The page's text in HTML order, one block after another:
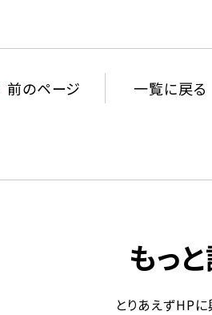
前のページ 一覧に戻る
もっ
とりあえずHPに